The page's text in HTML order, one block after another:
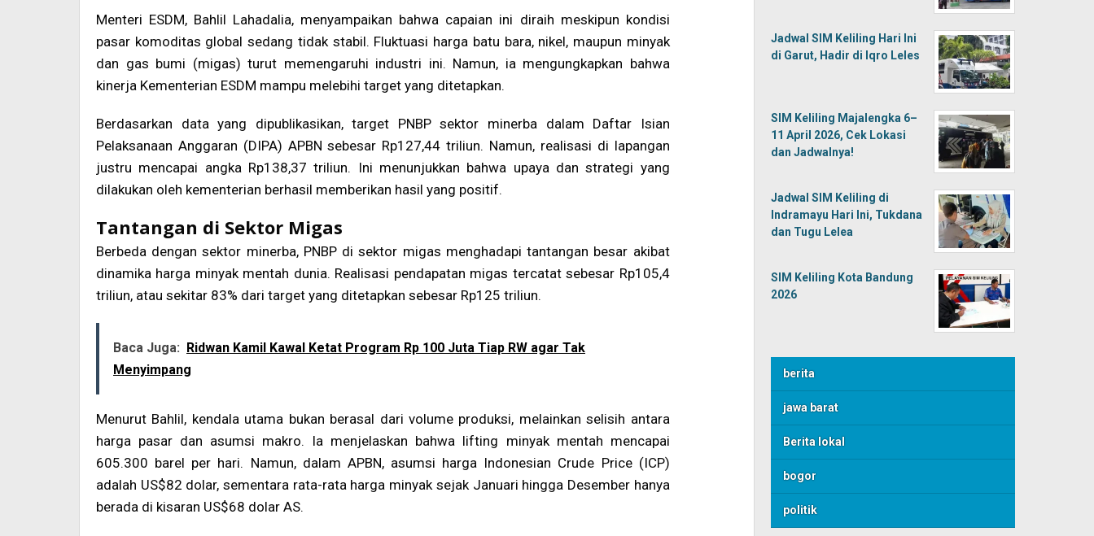
Menteri ESDM, Bahlil Lahadalia, menyampaikan bahwa capaian ini diraih meskipun kondisi
pasar komoditas global sedang tidak stabil. Fluktuasi harga batu bara, nikel, maupun minyak
dan gas bumi (migas) turut memengaruhi industri ini. Namun, ia mengungkapkan bahwa
kinerja Kementerian ESDM mampu melebihi target yang ditetapkan.
Berdasarkan data yang dipublikasikan, target PNBP sektor minerba dalam Daftar Isian
Pelaksanaan Anggaran (DIPA) APBN sebesar Rp127,44 triliun. Namun, realisasi di lapangan
justru mencapai angka Rp138,37 triliun. Ini menunjukkan bahwa upaya dan strategi yang
dilakukan oleh kementerian berhasil memberikan hasil yang positif.
Tantangan di Sektor Migas
Berbeda dengan sektor minerba, PNBP di sektor migas menghadapi tantangan besar akibat
dinamika harga minyak mentah dunia. Realisasi pendapatan migas tercatat sebesar Rp105,4
triliun, atau sekitar 83% dari target yang ditetapkan sebesar Rp125 triliun.
Baca Juga: Ridwan Kamil Kawal Ketat Program Rp 100 Juta Tiap RW agar Tak
Menyimpang
Menurut Bahlil, kendala utama bukan berasal dari volume produksi, melainkan selisih antara
harga pasar dan asumsi makro. Ia menjelaskan bahwa lifting minyak mentah mencapai
605.300 barel per hari. Namun, dalam APBN, asumsi harga Indonesian Crude Price (ICP)
adalah US$82 dolar, sementara rata-rata harga minyak sejak Januari hingga Desember hanya
berada di kisaran US$68 dolar AS.
Jadwal SIM Keliling Hari Ini
di Garut, Hadir di Iqro Leles
SIM Keliling Majalengka 6–
11 April 2026, Cek Lokasi
dan Jadwalnya!
Jadwal SIM Keliling di
Indramayu Hari Ini, Tukdana
dan Tugu Lelea
SIM Keliling Kota Bandung
2026
berita
jawa barat
Berita lokal
bogor
politik